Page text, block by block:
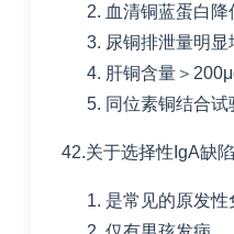
血清铜蓝蛋白降
尿铜排泄量明显
肝铜含量＞ 200μ
同位素铜结合试
42.关于选择性 IgA缺
是常见的原发性